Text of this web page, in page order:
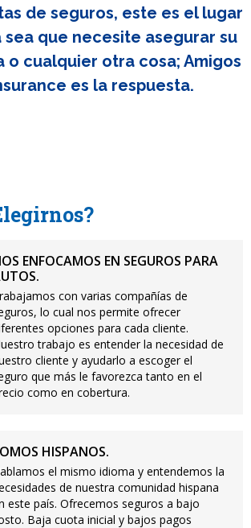
de seguros, este es el lugar
sea que necesite asegurar su
o cualquier otra cosa; Amigos
es la respuesta.
ENFOCAMOS EN SEGUROS PARA
con varias compañías de
lo cual nos permite ofrecer
opciones para cada cliente.
trabajo es entender la necesidad de
cliente y ayudarlo a escoger el
que más le favorezca tanto en el
como en cobertura.
HISPANOS.
el mismo idioma y entendemos la
de nuestra comunidad hispana
este país. Ofrecemos seguros a bajo
Baja cuota inicial y bajos pagos